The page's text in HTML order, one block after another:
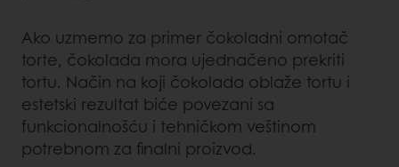
Ako uzmemo za primer čokoladni omotač
torte, čokolada mora ujednačeno prekriti
tortu. Način na koji čokolada oblaže tortu i
estetski rezultat biće povezani sa
funkcionalnošću i tehničkom veštinom
potrebnom za finalni proizvod.